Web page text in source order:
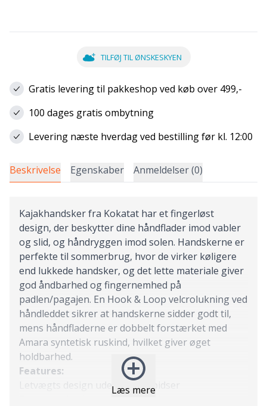
TILFØJ TIL ØNSKESKYEN
Gratis levering til pakkeshop ved køb over 499,-
100 dages gratis ombytning
Levering næste hverdag ved bestilling før kl. 12:00
Beskrivelse Egenskaber Anmeldelser (0)
Læs mere
Kajakhandsker fra Kokatat har et fingerløst
design, der beskytter dine håndflader imod vabler
og slid, og håndryggen imod solen. Handskerne er
perfekte til sommerbrug, hvor de virker køligere
end lukkede handsker, og det lette materiale giver
god åndbarhed og fingernemhed på
padlen/pagajen. En Hook & Loop velcrolukning ved
håndleddet sikrer at handskerne sidder godt til,
mens håndfladerne er dobbelt forstærket med
Amara syntetisk ruskind, hvilket giver øget
holdbarhed.
Features:
Letvægts design uden fingerspidser